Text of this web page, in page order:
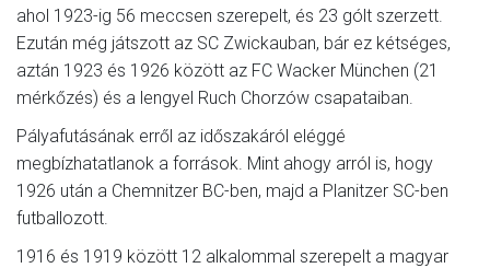
ahol 1923-ig 56 meccsen szerepelt, és 23 gólt szerzett.
Ezután még játszott az SC Zwickauban, bár ez kétséges,
aztán 1923 és 1926 között az FC Wacker München (21
mérkőzés) és a lengyel Ruch Chorzów csapataiban.
Pályafutásának erről az időszakáról eléggé
megbízhatatlanok a források. Mint ahogy arról is, hogy
1926 után a Chemnitzer BC-ben, majd a Planitzer SC-ben
futballozott.
1916 és 1919 között 12 alkalommal szerepelt a magyar